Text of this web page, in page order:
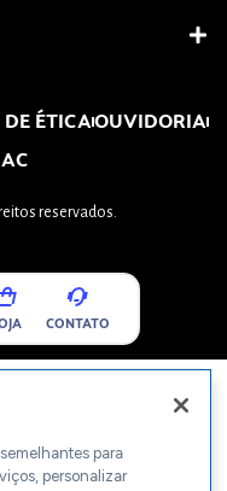
ÉTICAOUVIDORIA
reservados.
CONTATO
para
personalizar